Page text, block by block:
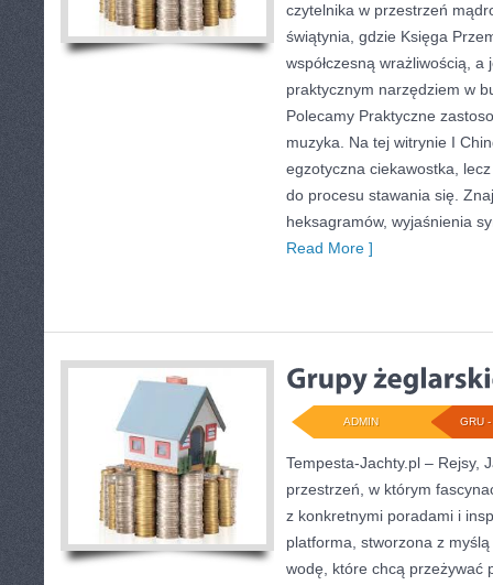
czytelnika w przestrzeń
świątynia, gdzie Księga
współczesną wrażliwością, a
praktycznym narzędziem w
Polecamy Praktyczne
muzyka. Na tej witrynie I
egzotyczna ciekawostka,
do procesu stawania się.
heksagramów, wyjaśnienia
Read More ]
GRU
ADMIN
Tempesta-Jachty.pl – Rejsy,
przestrzeń, w którym
z konkretnymi poradami i
platforma, stworzona z
wodę, które chcą przeżywać